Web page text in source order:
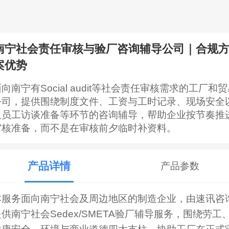
宁社会责任审核与验厂咨询辅导公司｜合规方
优势
南宁有Social audit等社会责任审核需求的工厂和贸
，提供围绕制度文件、工资与工时记录、现场安全
工访谈准备等环节的咨询辅导，帮助企业按节奏推
准备，而不是在审核前夕临时补资料。
产品详情 产品参数
务面向南宁社会及周边地区的制造企业，由速讯咨
南宁社会Sedex/SMETA验厂辅导服务，围绕劳工、